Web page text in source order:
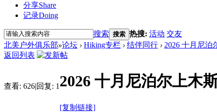
分享Share
记录Doing
搜索 搜索 热搜: 活动 交友
北美户外俱乐部»论坛 › Hiking专栏 › 结伴同行 › 2026 十月尼泊
返回列表
查看: 626|回复: 1 2026 十月尼泊尔上木
[复制链接]